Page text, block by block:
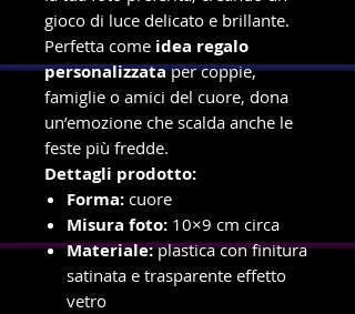
gioco di luce delicato e brillante.
Perfetta come idea regalo
personalizzataper coppie,
famiglie o amici del cuore, dona
un’emozione che scalda anche le
feste più fredde.
Dettagli prodotto:
Forma: cuore
Misura foto: 10×9 cm circa
Materiale:plastica con finitura
satinata e trasparente effetto
vetro